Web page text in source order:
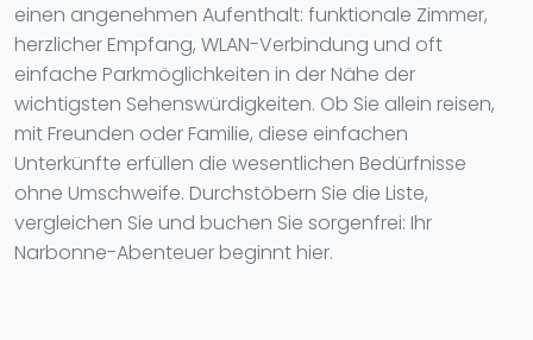
einen angenehmen Aufenthalt: funktionale Zimmer,
herzlicher Empfang, WLAN-Verbindung und oft
einfache Parkmöglichkeiten in der Nähe der
wichtigsten Sehenswürdigkeiten. Ob Sie allein reisen,
mit Freunden oder Familie, diese einfachen
Unterkünfte erfüllen die wesentlichen Bedürfnisse
ohne Umschweife. Durchstöbern Sie die Liste,
vergleichen Sie und buchen Sie sorgenfrei: Ihr
Narbonne-Abenteuer beginnt hier.